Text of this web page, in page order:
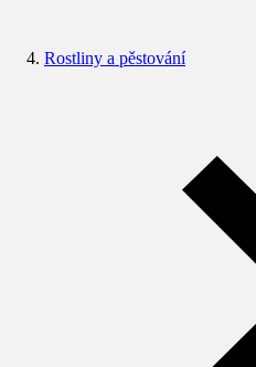
Rostliny a pěstování